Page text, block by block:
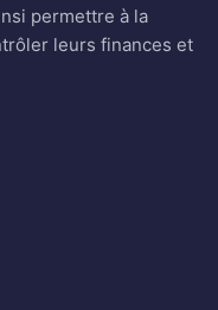
permettre à la
leurs finances et